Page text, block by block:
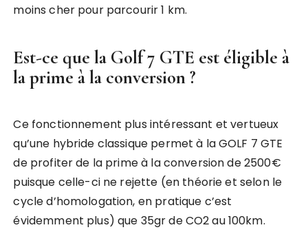
moins cher pour parcourir 1 km.
Est-ce que la Golf 7 GTE est éligible à
la prime à la conversion ?
Ce fonctionnement plus intéressant et vertueux
qu’une hybride classique permet à la GOLF 7 GTE
de profiter de la prime à la conversion de 2500€
puisque celle-ci ne rejette (en théorie et selon le
cycle d’homologation, en pratique c’est
évidemment plus) que 35gr de CO2 au 100km.